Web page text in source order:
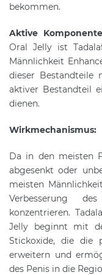
bekommen.
Aktive
Oral Jelly ist
Männlichkeit
dieser Bestandteile
aktiver Bestandteil
dienen.
Wirkmechanismus:
Da in den meisten
abgesenkt oder
meisten
Verbesserung
konzentrieren.
Jelly beginnt mit
Stickoxide, die die
erweitern und
des Penis in die